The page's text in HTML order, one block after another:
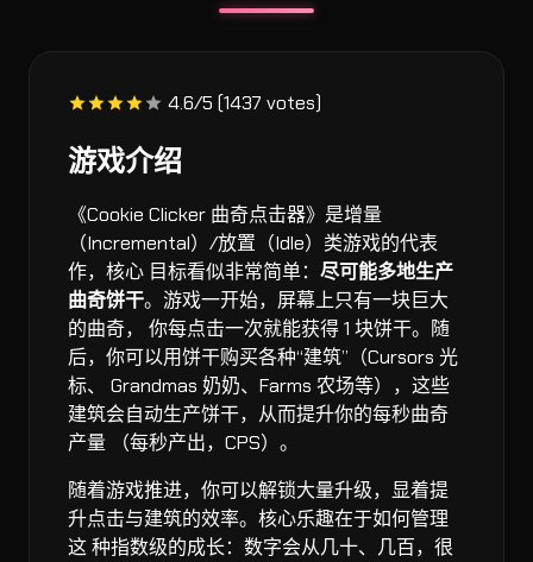
4.6/5 (1437 votes)
游戏介绍
《Cookie Clicker 曲奇点击器》是增量
（Incremental）/放置（Idle）类游戏的代表
作，核心 目标看似非常简单： 尽可能多地生产
曲奇饼干。游戏一开始，屏幕上只有一块巨大
的曲奇， 你每点击一次就能获得 1 块饼干。随
后，你可以用饼干购买各种“建筑”（Cursors 光
标、 Grandmas 奶奶、Farms 农场等），这些
建筑会自动生产饼干，从而提升你的每秒曲奇
产量 （每秒产出，CPS）。
随着游戏推进，你可以解锁大量升级，显着提
升点击与建筑的效率。核心乐趣在于如何管理
这 种指数级的成长：数字会从几十、几百，很